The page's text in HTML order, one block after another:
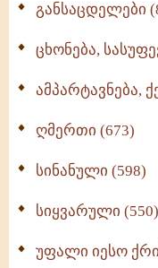
განსაცდელები
ცხონება,
ამპარტავნება,
ღმერთი (673)
სინანული (598)
სიყვარული (550)
უფალი იესო